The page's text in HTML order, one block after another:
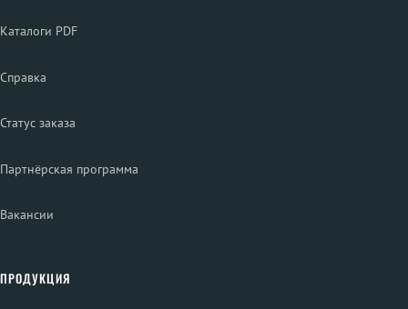
Каталоги PDF
Справка
Статус заказа
Партнёрская программа
Вакансии
ПРОДУКЦИЯ